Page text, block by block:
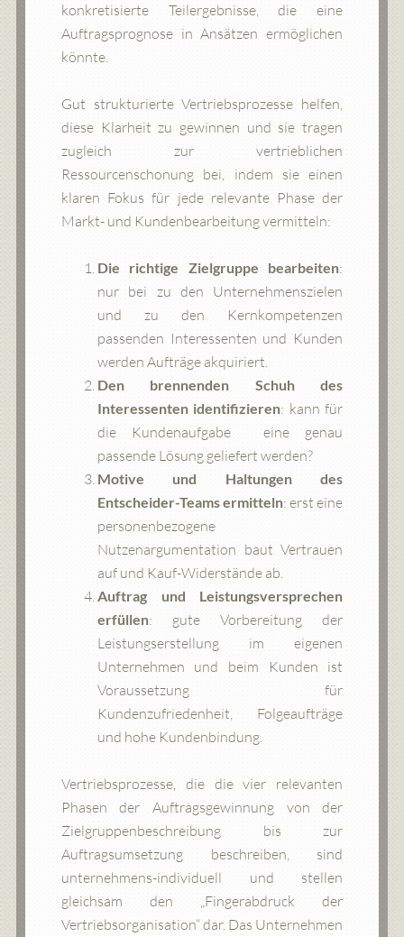
konkretisierte Teilergebnisse, die eine
Auftragsprognose in Ansätzen ermöglichen
könnte.
Gut strukturierte Vertriebsprozesse helfen,
diese Klarheit zu gewinnen und sie tragen
zugleich zur vertrieblichen
Ressourcenschonung bei, indem sie einen
klaren Fokus für jede relevante Phase der
Markt- und Kundenbearbeitung vermitteln:
Die richtige Zielgruppe bearbeiten:
nur bei zu den Unternehmenszielen
und zu den Kernkompetenzen
passenden Interessenten und Kunden
werden Aufträge akquiriert.
Den brennenden Schuh des
Interessenten identifizieren: kann für
die Kundenaufgabe eine genau
passende Lösung geliefert werden?
Motive und Haltungen des
Entscheider-Teams ermitteln: erst eine
personenbezogene
Nutzenargumentation baut Vertrauen
auf und Kauf-Widerstände ab.
Auftrag und Leistungsversprechen
erfüllen: gute Vorbereitung der
Leistungserstellung im eigenen
Unternehmen und beim Kunden ist
Voraussetzung für
Kundenzufriedenheit, Folgeaufträge
und hohe Kundenbindung.
Vertriebsprozesse, die die vier relevanten
Phasen der Auftragsgewinnung von der
Zielgruppenbeschreibung bis zur
Auftragsumsetzung beschreiben, sind
unternehmens-individuell und stellen
gleichsam den „Fingerabdruck der
Vertriebsorganisation“ dar. Das Unternehmen